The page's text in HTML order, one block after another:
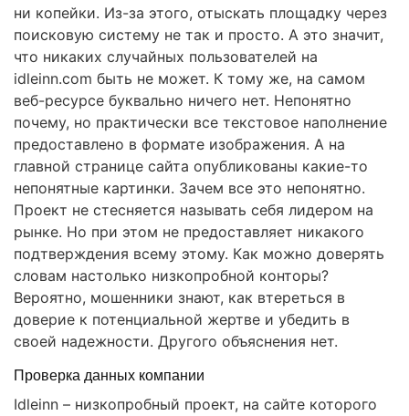
ни копейки. Из-за этого, отыскать площадку через
поисковую систему не так и просто. А это значит,
что никаких случайных пользователей на
idleinn.com быть не может. К тому же, на самом
веб-ресурсе буквально ничего нет. Непонятно
почему, но практически все текстовое наполнение
предоставлено в формате изображения. А на
главной странице сайта опубликованы какие-то
непонятные картинки. Зачем все это непонятно.
Проект не стесняется называть себя лидером на
рынке. Но при этом не предоставляет никакого
подтверждения всему этому. Как можно доверять
словам настолько низкопробной конторы?
Вероятно, мошенники знают, как втереться в
доверие к потенциальной жертве и убедить в
своей надежности. Другого объяснения нет.
Проверка данных компании
Idleinn – низкопробный проект, на сайте которого